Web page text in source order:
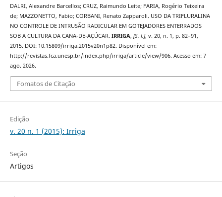
DALRI, Alexandre Barcellos; CRUZ, Raimundo Leite; FARIA, Rogério Teixeira
de; MAZZONETTO, Fabio; CORBANI, Renato Zapparoli. USO DA TRIFLURALINA
NO CONTROLE DE INTRUSÃO RADICULAR EM GOTEJADORES ENTERRADOS
SOB A CULTURA DA CANA-DE-AÇÚCAR. IRRIGA, [S. l.], v. 20, n. 1, p. 82–91,
2015. DOI: 10.15809/irriga.2015v20n1p82. Disponível em:
http://revistas.fca.unesp.br/index.php/irriga/article/view/906. Acesso em: 7
ago. 2026.
Fomatos de Citação
Edição
v. 20 n. 1 (2015): Irriga
Seção
Artigos